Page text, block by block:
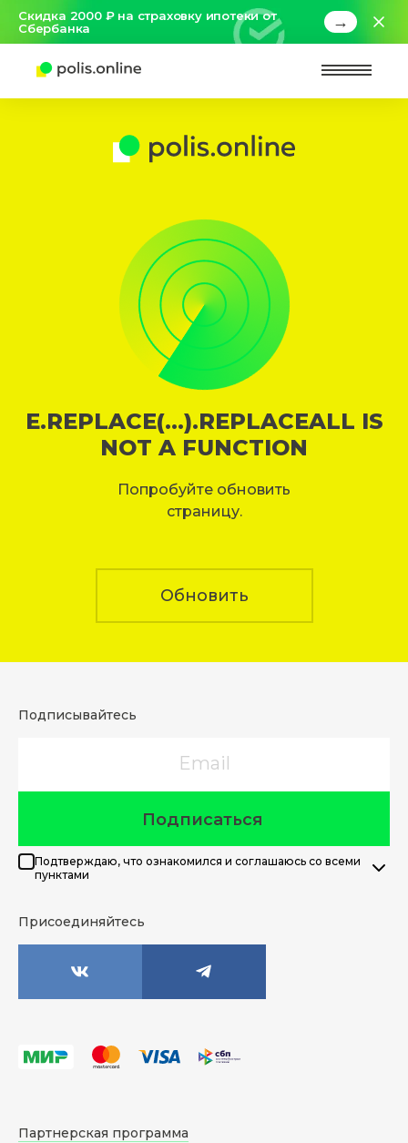
Скидка 2000 ₽ на страховку ипотеки от
Сбербанка
→
E.REPLACE(...).REPLACEALL IS
NOT A FUNCTION
Попробуйте обновить
страницу.
Обновить
Подписывайтесь
Подписаться
Подтверждаю, что ознакомился и соглашаюсь со всеми
пунктами
Присоединяйтесь
Партнерская программа